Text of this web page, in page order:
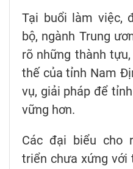
Tại buổi làm việc,
bộ, ngành Trung
rõ những thành
thế của tỉnh Nam
vụ, giải pháp để
vững hơn.
Các đại biểu cho
triển chưa xứng với